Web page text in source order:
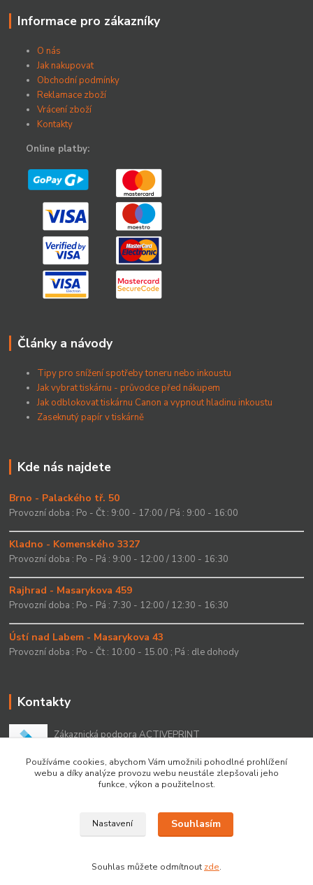
Informace pro zákazníky
O nás
Jak nakupovat
Obchodní podmínky
Reklamace zboží
Vrácení zboží
Kontakty
Online platby:
Články a návody
Tipy pro snížení spotřeby toneru nebo inkoustu
Jak vybrat tiskárnu - průvodce před nákupem
Jak odblokovat tiskárnu Canon a vypnout hladinu inkoustu
Zaseknutý papír v tiskárně
Kde nás najdete
Brno - Palackého tř. 50
Provozní doba : Po - Čt : 9:00 - 17:00 / Pá : 9:00 - 16:00
Kladno - Komenského 3327
Provozní doba : Po - Pá : 9:00 - 12:00 / 13:00 - 16:30
Rajhrad - Masarykova 459
Provozní doba : Po - Pá : 7:30 - 12:00 / 12:30 - 16:30
Ústí nad Labem - Masarykova 43
Provozní doba : Po - Čt : 10:00 - 15.00 ; Pá : dle dohody
Kontakty
Zákaznická podpora ACTIVEPRINT
info@activeprint.cz
Copyright 2022 © ActivePrint s.r.o.
Používáme cookies, abychom Vám umožnili pohodlné prohlížení
webu a díky analýze provozu webu neustále zlepšovali jeho
funkce, výkon a použitelnost.
Nastavení Souhlasím
Souhlas můžete odmítnout zde.